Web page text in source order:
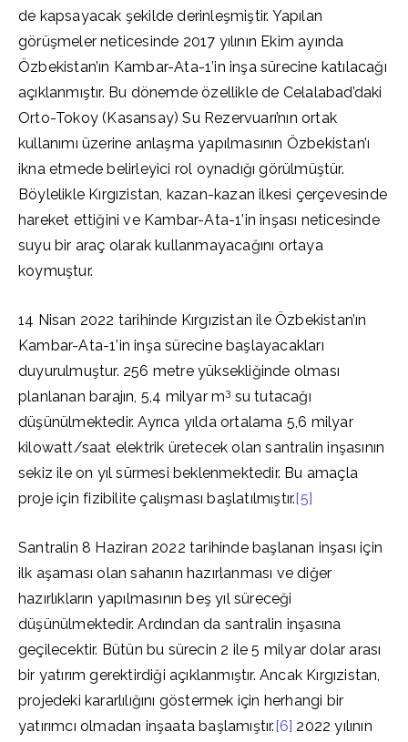
de kapsayacak şekilde derinleşmiştir. Yapılan
görüşmeler neticesinde 2017 yılının Ekim ayında
Özbekistan’ın Kambar-Ata-1’in inşa sürecine katılacağı
açıklanmıştır. Bu dönemde özellikle de Celalabad’daki
Orto-Tokoy (Kasansay) Su Rezervuarı’nın ortak
kullanımı üzerine anlaşma yapılmasının Özbekistan’ı
ikna etmede belirleyici rol oynadığı görülmüştür.
Böylelikle Kırgızistan, kazan-kazan ilkesi çerçevesinde
hareket ettiğini ve Kambar-Ata-1’in inşası neticesinde
suyu bir araç olarak kullanmayacağını ortaya
koymuştur.
14 Nisan 2022 tarihinde Kırgızistan ile Özbekistan’ın
Kambar-Ata-1’in inşa sürecine başlayacakları
duyurulmuştur. 256 metre yüksekliğinde olması
planlanan barajın, 5,4 milyar m3 su tutacağı
düşünülmektedir. Ayrıca yılda ortalama 5,6 milyar
kilowatt/saat elektrik üretecek olan santralin inşasının
sekiz ile on yıl sürmesi beklenmektedir. Bu amaçla
proje için fizibilite çalışması başlatılmıştır.[5]
Santralin 8 Haziran 2022 tarihinde başlanan inşası için
ilk aşaması olan sahanın hazırlanması ve diğer
hazırlıkların yapılmasının beş yıl süreceği
düşünülmektedir. Ardından da santralin inşasına
geçilecektir. Bütün bu sürecin 2 ile 5 milyar dolar arası
bir yatırım gerektirdiği açıklanmıştır. Ancak Kırgızistan,
projedeki kararlılığını göstermek için herhangi bir
yatırımcı olmadan inşaata başlamıştır.[6] 2022 yılının